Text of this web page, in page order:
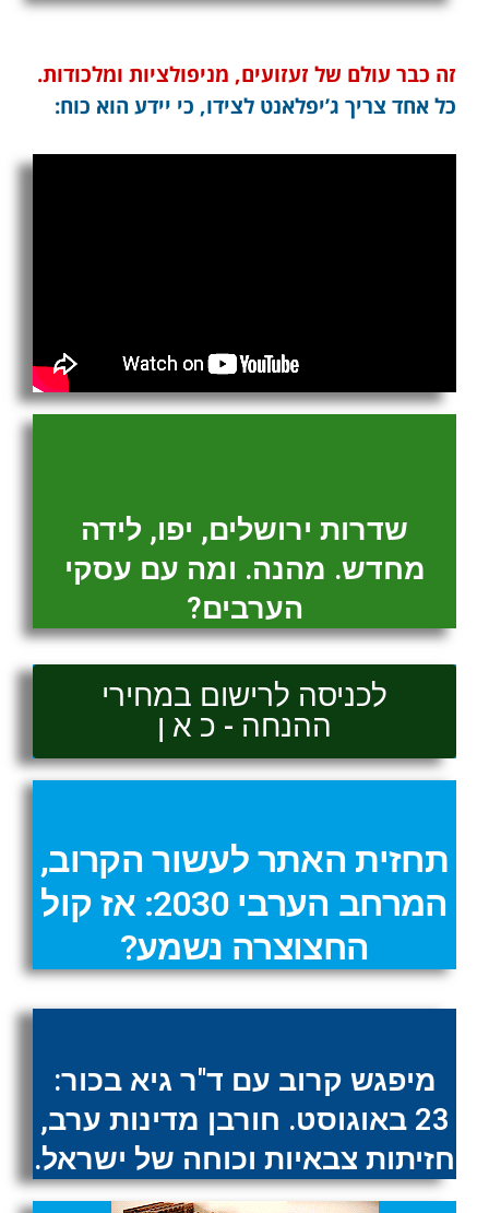
זה כבר עולם של זעזועים, מניפולציות ומלכודות.
כל אחד צריך ג’יפלאנט לצידו, כי יידע הוא כוח:
שדרות ירושלים, יפו, לידה
מחדש. מהנה. ומה עם עסקי
הערבים?
לכניסה לרישום במחירי
ההנחה - כ א ן
תחזית האתר לעשור הקרוב,
המרחב הערבי 2030: אז קול
החצוצרה נשמע?
מיפגש קרוב עם ד"ר גיא בכור:
23 באוגוסט. חורבן מדינות ערב,
חזיתות צבאיות וכוחה של ישראל.